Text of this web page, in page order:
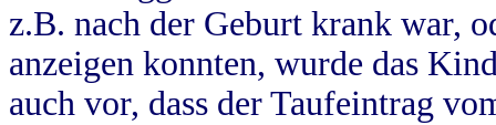
z.B. nach der Geburt krank war,
anzeigen konnten, wurde das
auch vor, dass der Taufeintrag